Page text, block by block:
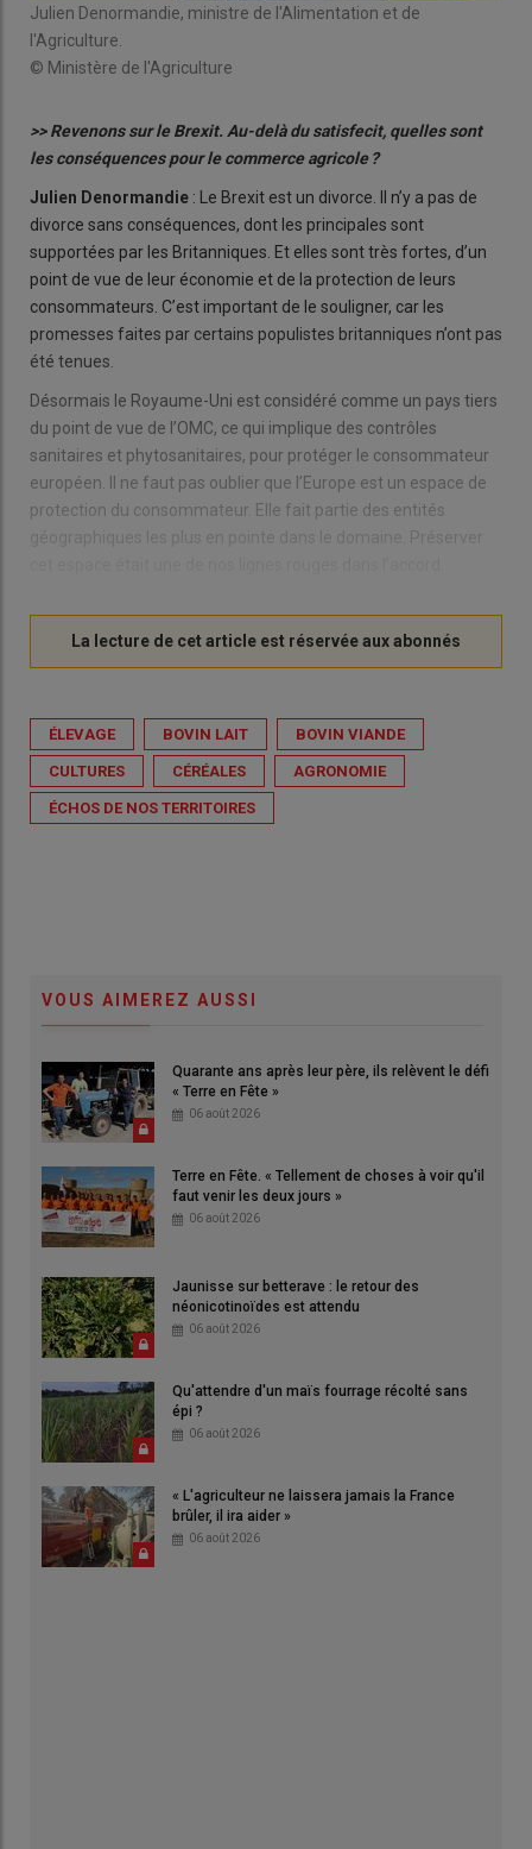
Julien Denormandie, ministre de l'Alimentation et de
l'Agriculture.
© Ministère de l'Agriculture
>> Revenons sur le Brexit. Au-delà du satisfecit, quelles sont
les conséquences pour le commerce agricole ?
Julien Denormandie : Le Brexit est un divorce. Il n’y a pas de
divorce sans conséquences, dont les principales sont
supportées par les Britanniques. Et elles sont très fortes, d’un
point de vue de leur économie et de la protection de leurs
consommateurs. C’est important de le souligner, car les
promesses faites par certains populistes britanniques n’ont pas
été tenues.
Désormais le Royaume-Uni est considéré comme un pays tiers
du point de vue de l’OMC, ce qui implique des contrôles
sanitaires et phytosanitaires, pour protéger le consommateur
européen. Il ne faut pas oublier que l’Europe est un espace de
protection du consommateur. Elle fait partie des entités
géographiques les plus en pointe dans le domaine. Préserver
ÉLEVAGE BOVIN LAIT BOVIN VIANDE
CULTURES CÉRÉALES AGRONOMIE
ÉCHOS DE NOS TERRITOIRES
VOUS AIMEREZ AUSSI
Quarante ans après leur père, ils relèvent le défi
« Terre en Fête »
06 août 2026
Terre en Fête. « Tellement de choses à voir qu'il
faut venir les deux jours »
06 août 2026
Jaunisse sur betterave : le retour des
néonicotinoïdes est attendu
06 août 2026
Qu'attendre d'un maïs fourrage récolté sans
épi ?
06 août 2026
« L'agriculteur ne laissera jamais la France
brûler, il ira aider »
06 août 2026